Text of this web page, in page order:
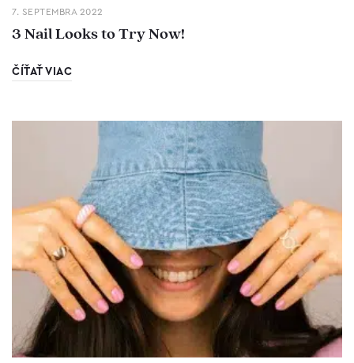
7. SEPTEMBRA 2022
3 Nail Looks to Try Now!
ČÍŤAŤ VIAC